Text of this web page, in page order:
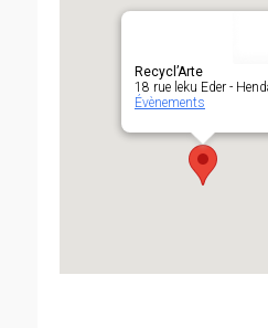
Recycl’Arte
18 rue leku Eder -
Évènements